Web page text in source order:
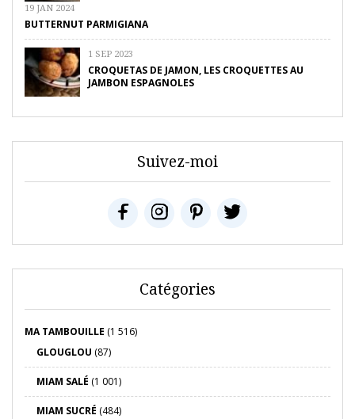
19 JAN 2024
BUTTERNUT PARMIGIANA
1 SEP 2023
CROQUETAS DE JAMON, LES CROQUETTES AU
JAMBON ESPAGNOLES
Suivez-moi
Catégories
MA TAMBOUILLE (1 516)
GLOUGLOU (87)
MIAM SALÉ (1 001)
MIAM SUCRÉ (484)